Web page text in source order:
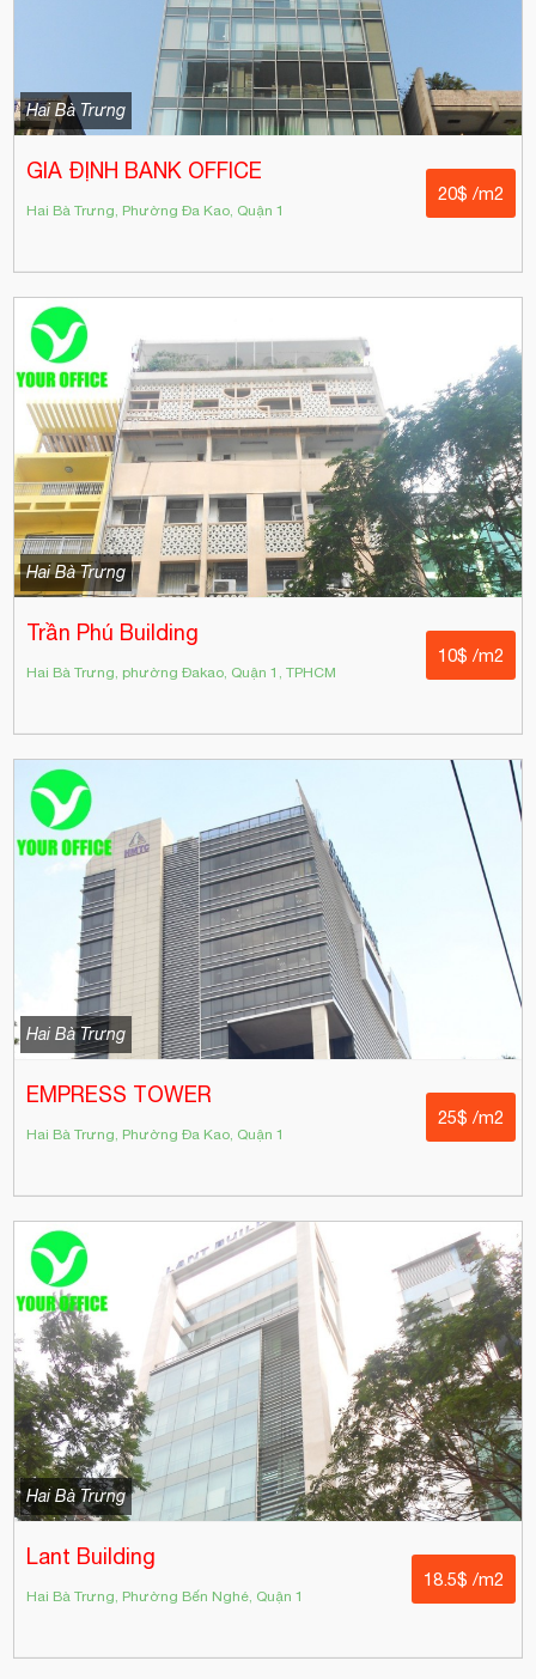
Hai Bà Trưng
GIA ĐỊNH BANK OFFICE
Hai Bà Trưng, Phường Đa Kao, Quận 1
20$ /m2
Hai Bà Trưng
Trần Phú Building
Hai Bà Trưng, phường Đakao, Quận 1, TPHCM
10$ /m2
Hai Bà Trưng
EMPRESS TOWER
Hai Bà Trưng, Phường Đa Kao, Quận 1
25$ /m2
Hai Bà Trưng
Lant Building
Hai Bà Trưng, Phường Bến Nghé, Quận 1
18.5$ /m2